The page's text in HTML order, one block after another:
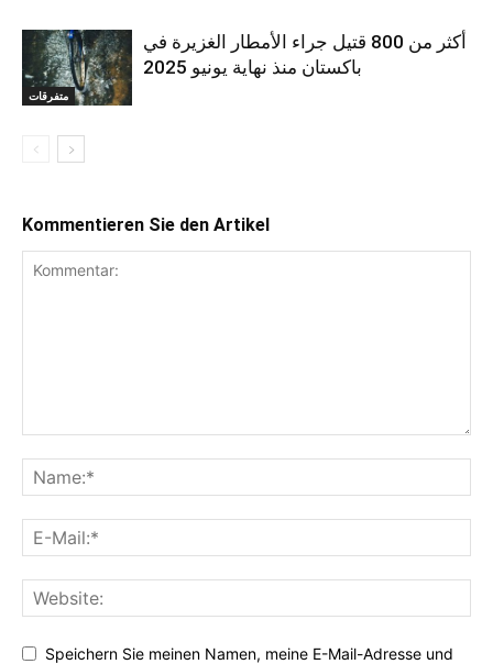
متفرقات
أكثر من 800 قتيل جراء الأمطار الغزيرة في
باكستان منذ نهاية يونيو 2025
Kommentieren Sie den Artikel
Speichern Sie meinen Namen, meine E-Mail-Adresse und